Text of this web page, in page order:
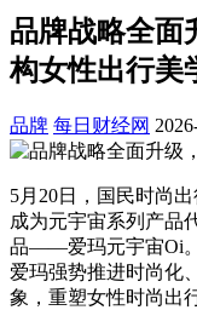
品牌战略全面
构女性出行美
品牌 每日财经网
5月20日，国民时尚
成为元宇宙系列产品
品——爱玛元宇宙Oi。
爱玛强势推进时尚化
象，重塑女性时尚出